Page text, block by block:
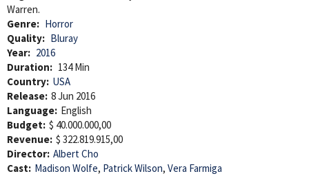
Warren.
Genre: Horror
Quality: Bluray
Year: 2016
Duration: 134 Min
Country: USA
Release: 8 Jun 2016
Language: English
Budget: $ 40.000.000,00
Revenue: $ 322.819.915,00
Director: Albert Cho
Cast: Madison Wolfe, Patrick Wilson, Vera Farmiga